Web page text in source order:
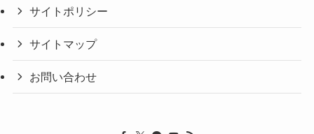
サイトポリシー
サイトマップ
お問い合わせ